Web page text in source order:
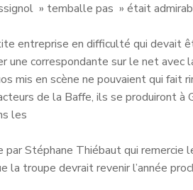
» temballe pas » était
entreprise en difficulté qui devait
une correspondante sur le net
mis en scène ne pouvaient qui fait
de la Baffe, ils se produiront
les
par Stéphane Thiébaut qui
la troupe devrait revenir l’année